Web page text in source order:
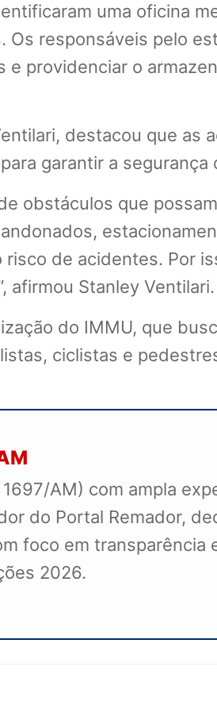
uma oficina
responsáveis pelo
providenciar o
destacou que as
garantir a segurança
obstáculos que
de acidentes. Por
afirmou Stanley Ventilari.
do IMMU, que
ciclistas e
AM) com ampla
do Portal Remador,
foco em transparência
2026.